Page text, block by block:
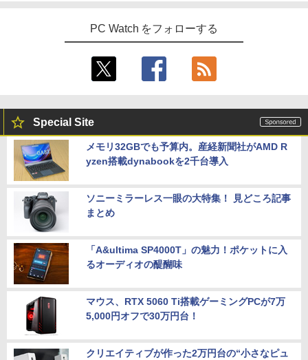
PC Watch をフォローする
Special Site
メモリ32GBでも予算内。産経新聞社がAMD R
yzen搭載dynabookを2千台導入
ソニーミラーレス一眼の大特集！ 見どころ記事
まとめ
「A&ultima SP4000T」の魅力！ポケットに入
るオーディオの醍醐味
マウス、RTX 5060 Ti搭載ゲーミングPCが7万
5,000円オフで30万円台！
クリエイティブが作った2万円台の“小さなピュ